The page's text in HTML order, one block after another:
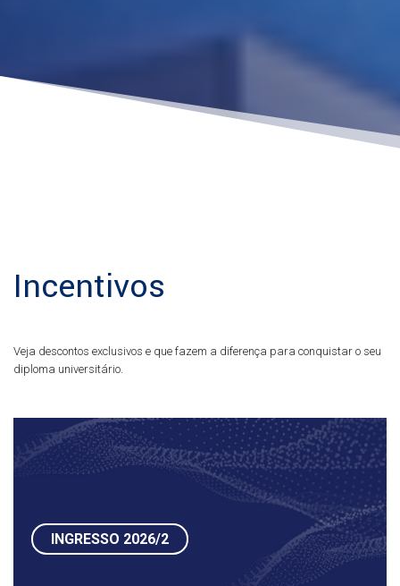
Incentivos
Veja descontos exclusivos e que fazem a diferença para conquistar o seu
diploma universitário.
INGRESSO 2026/2